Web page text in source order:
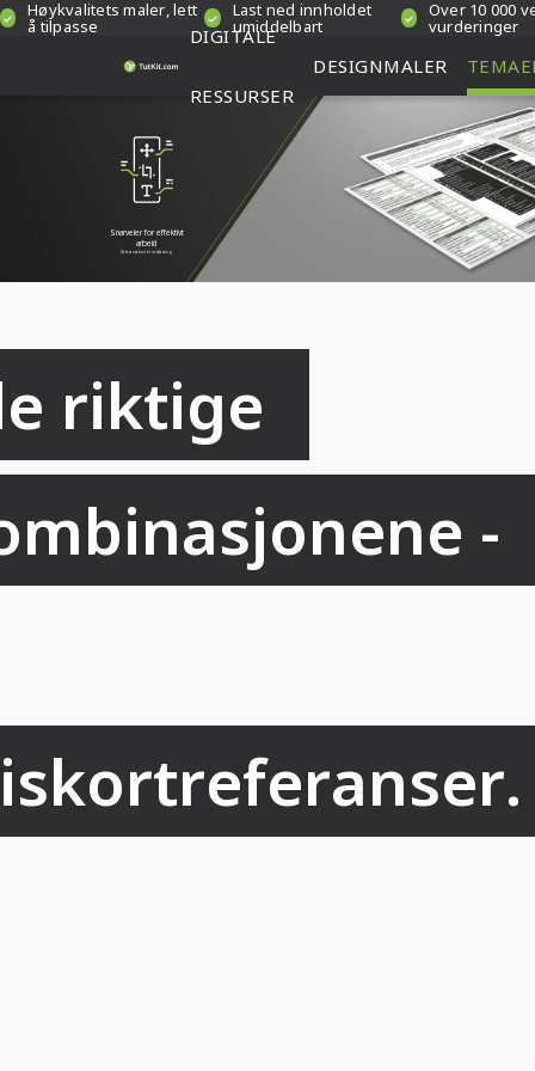
Høykvalitets maler, lett
å tilpasse
Last ned innholdet
umiddelbart
Over 10 000
vurderinger
DIGITALE
RESSURSER
DESIGNMALER
Snarveier for effektivt
arbeid
Referansekort til nedlasting.
riktige
-